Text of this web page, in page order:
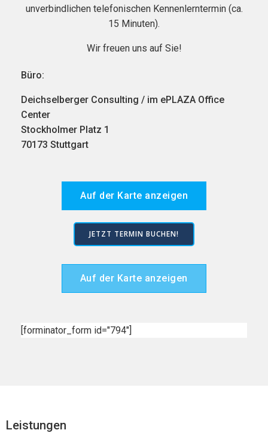
unverbindlichen telefonischen Kennenlerntermin (ca.
15 Minuten).
Wir freuen uns auf Sie!
Büro:
Deichselberger Consulting / im ePLAZA Office
Center
Stockholmer Platz 1
70173 Stuttgart
Auf der Karte anzeigen
JETZT TERMIN BUCHEN!
Auf der Karte anzeigen
[forminator_form id="794"]
Leistungen